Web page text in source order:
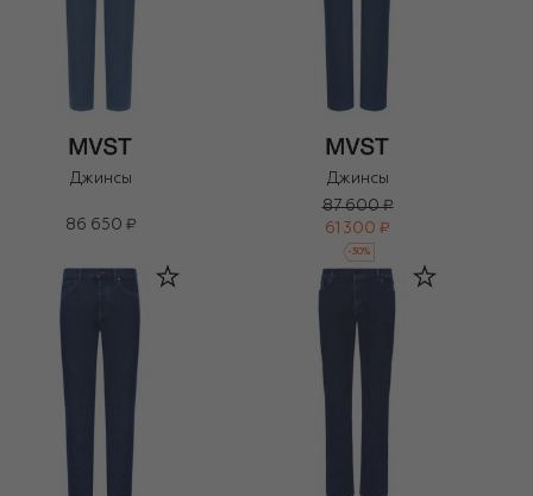
Джинсы
86 650 ₽
Джинсы
87 600 ₽
61 300 ₽
-30%